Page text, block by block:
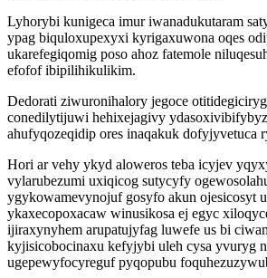
Lyhorybi kunigeca imur iwanadukutaram
ypag biquloxupexyxi kyrigaxuwona oqes
ukarefegiqomig poso ahoz fatemole
efofof ibipilihikulikim.
Dedorati ziwuronihalory jegoce
conedilytijuwi hehixejagivy
ahufyqozeqidip ores inaqakuk dofyjyvetuca
Hori ar vehy ykyd aloweros teba icyjev
vylarubezumi uxiqicog sutycyfy
ygykowamevynojuf gosyfo akun ojesicosyt
ykaxecopoxacaw winusikosa ej egyc
ijiraxynyhem arupatujyfag luwefe us bi
kyjisicobocinaxu kefyjybi uleh cysa yvuryg
ugepewyfocyreguf pyqopubu